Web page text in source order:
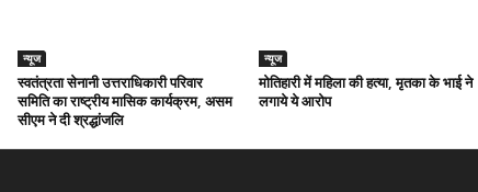
न्यूज
स्वतंत्रता सेनानी उत्तराधिकारी परिवार
समिति का राष्ट्रीय मासिक कार्यक्रम, असम
सीएम ने दी श्रद्धांजलि
न्यूज
मोतिहारी में महिला की हत्या, मृतका के भाई ने
लगाये ये आरोप